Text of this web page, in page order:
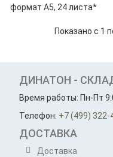
Показано с 1
ДИНАТОН -
Время работы: Пн-Пт
Телефон: +7 (499) 322-
ДОСТАВКА
Доставка